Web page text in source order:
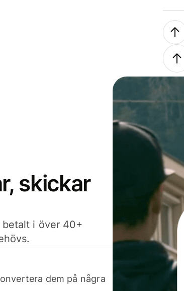
skickar
betalt i över 40+
dem på några